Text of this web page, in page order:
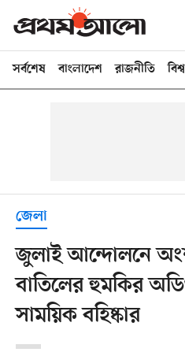
সর্বশেষ বাংলাদেশ রাজনীতি বিশ্ব
জেলা
জুলাই আন্দোলনে অংশ
বাতিলের হুমকির
সাময়িক বহিষ্কার